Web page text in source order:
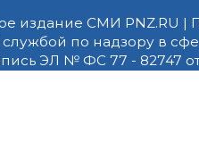
издание СМИ PNZ.RU |
по надзору в
ЭЛ № ФС 77 - 82747